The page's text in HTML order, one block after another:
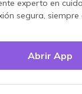
experto en
segura, siempre
Abrir App